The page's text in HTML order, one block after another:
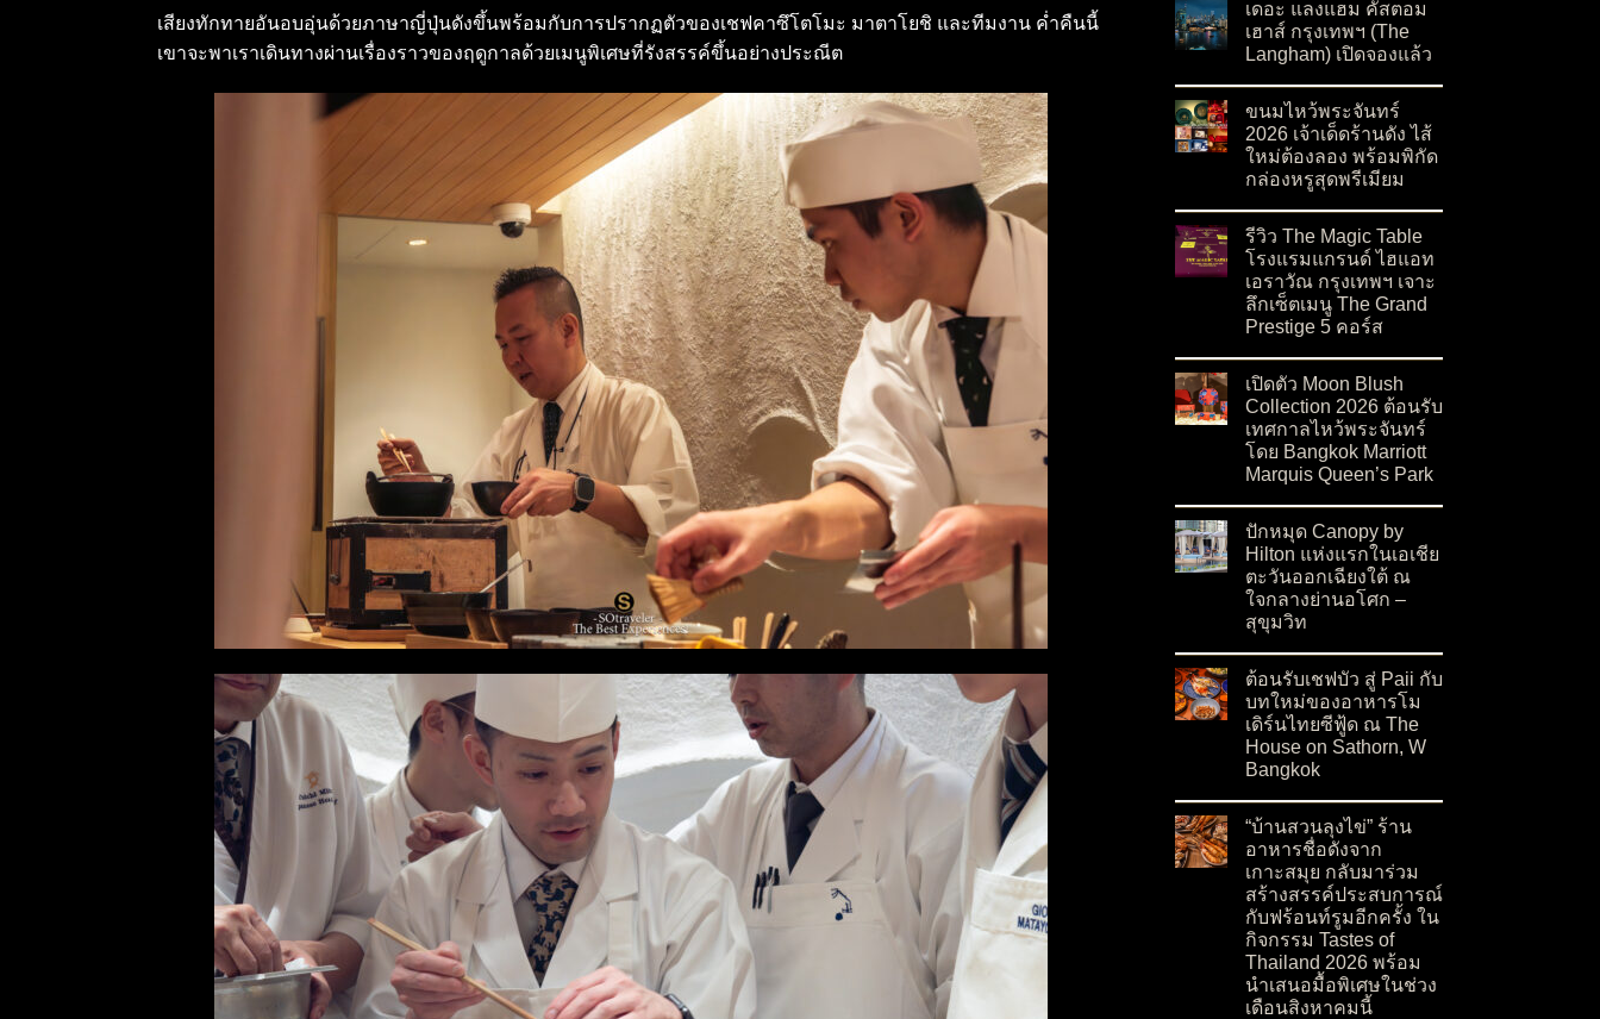
เสียงทักทายอันอบอุ่นด้วยภาษาญี่ปุ่นดังขึ้นพร้อมกับการปรากฏตัวของเชฟคาซึโตโมะ มาตาโยชิ และทีมงาน ค่ำคืนนี้
เขาจะพาเราเดินทางผ่านเรื่องราวของฤดูกาลด้วยเมนูพิเศษที่รังสรรค์ขึ้นอย่างประณีต
เดอะ แลงแฮม คัสตอม
เฮาส์ กรุงเทพฯ (The
Langham) เปิดจองแล้ว
ขนมไหว้พระจันทร์
2026 เจ้าเด็ดร้านดัง ไส้
ใหม่ต้องลอง พร้อมพิกัด
กล่องหรูสุดพรีเมียม
รีวิว The Magic Table
โรงแรมแกรนด์ ไฮแอท
เอราวัณ กรุงเทพฯ เจาะ
ลึกเซ็ตเมนู The Grand
Prestige 5 คอร์ส
เปิดตัว Moon Blush
Collection 2026 ต้อนรับ
เทศกาลไหว้พระจันทร์
โดย Bangkok Marriott
Marquis Queen’s Park
ปักหมุด Canopy by
Hilton แห่งแรกในเอเชีย
ตะวันออกเฉียงใต้ ณ
ใจกลางย่านอโศก –
สุขุมวิท
ต้อนรับเชฟบัว สู่ Paii กับ
บทใหม่ของอาหารโม
เดิร์นไทยซีฟู้ด ณ The
House on Sathorn, W
Bangkok
“บ้านสวนลุงไข่” ร้าน
อาหารชื่อดังจาก
เกาะสมุย กลับมาร่วม
สร้างสรรค์ประสบการณ์
กับฟร้อนท์รูมอีกครั้ง ใน
กิจกรรม Tastes of
Thailand 2026 พร้อม
นำเสนอมื้อพิเศษในช่วง
เดือนสิงหาคมนี้